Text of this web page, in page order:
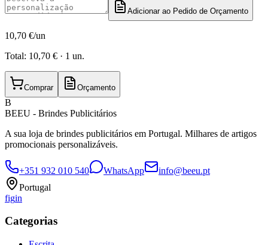
Adicionar ao Pedido de Orçamento
10,70 €/un
Total: 10,70 € · 1 un.
Comprar Orçamento
B
BEEU - Brindes Publicitários
A sua loja de brindes publicitários em Portugal. Milhares de artigos
promocionais personalizáveis.
+351 932 010 540 WhatsApp
info@beeu.pt
Portugal
figin
Categorias